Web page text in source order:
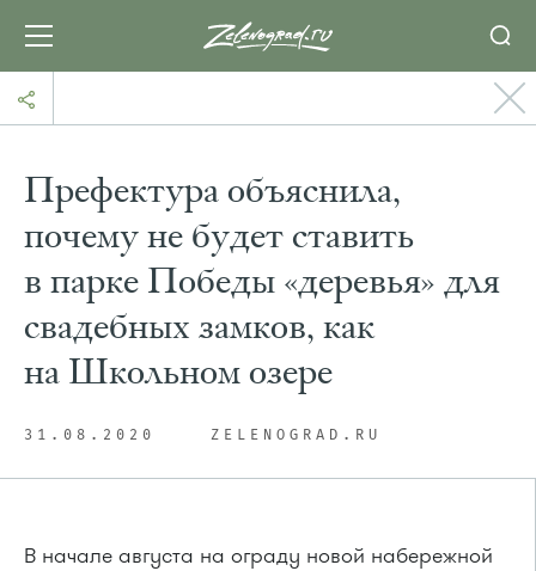
Префектура объяснила,
почему не будет ставить
в парке Победы «деревья» для
свадебных замков, как
на Школьном озере
31.08.2020 ZELENOGRAD.RU
В начале августа на ограду новой набережной